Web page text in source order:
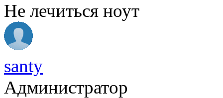
Не лечиться ноут
santy
Администратор